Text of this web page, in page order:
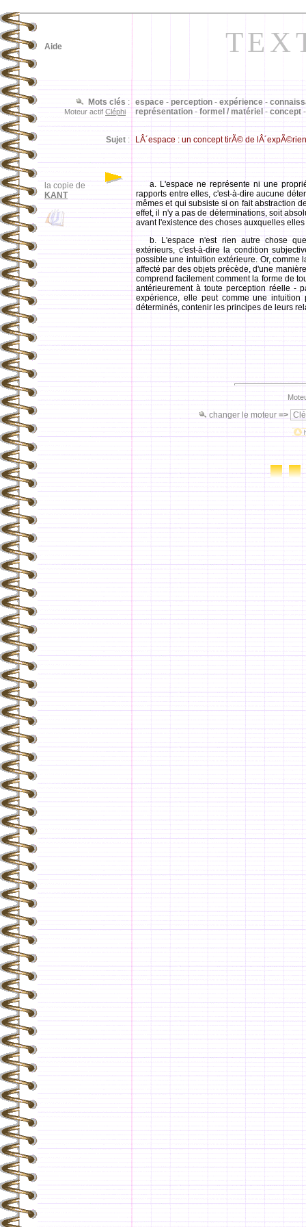
la copie de
KANT
espace - perception - expérience -
représentation - formel / matériel - concept
Mots clés :
Moteur actif Cléphi
Sujet : LÂ´espace : un concept tirÃ© de
Aide
a. L'espace ne représente ni une
rapports entre elles, c'est-à-dire aucune
mêmes et qui subsiste si on fait abstraction
effet, il n'y a pas de déterminations, soit
avant l'existence des choses auxquelles
b. L'espace n'est rien autre chose
extérieurs, c'est-à-dire la condition
possible une intuition extérieure. Or,
affecté par des objets précède, d'une
comprend facilement comment la forme de
antérieurement à toute perception réelle -
expérience, elle peut comme une
déterminés, contenir les principes de leurs
changer le moteur =>